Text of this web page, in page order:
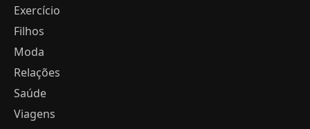
Exercício
Filhos
Moda
Relações
Saúde
Viagens